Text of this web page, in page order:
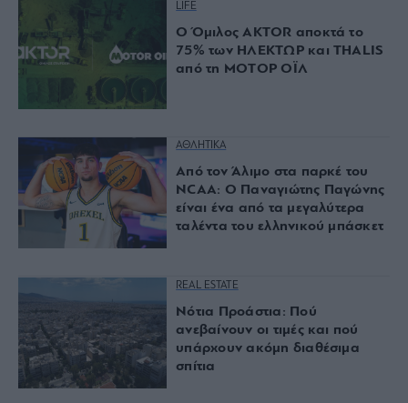
LIFE
Ο Όμιλος AKTOR αποκτά το
75% των ΗΛΕΚΤΩΡ και THALIS
από τη ΜΟΤΟΡ ΟΪΛ
ΑΘΛΗΤΙΚΑ
Από τον Άλιμο στα παρκέ του
NCAA: Ο Παναγιώτης Παγώνης
είναι ένα από τα μεγαλύτερα
ταλέντα του ελληνικού μπάσκετ
REAL ESTATE
Νότια Προάστια: Πού
ανεβαίνουν οι τιμές και πού
υπάρχουν ακόμη διαθέσιμα
σπίτια